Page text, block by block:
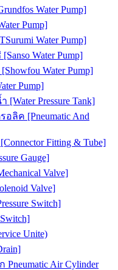
Water Pump]
Pump]
Water Pump]
Water Pump]
Water Pump]
Pump]
Pressure Tank]
ลิค [Pneumatic And
Fitting & Tube]
Gauge]
Valve]
Valve]
Switch]
Unite)
Air Cylinder